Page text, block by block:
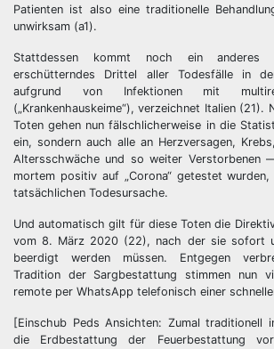
Patienten ist also eine traditionelle
unwirksam (a1).
Stattdessen kommt noch ein anderes
erschütterndes Drittel aller Todesfälle in
aufgrund von Infektionen mit
(„Krankenhauskeime“), verzeichnet Italien (21).
Toten gehen nun fälschlicherweise in die
ein, sondern auch alle an Herzversagen,
Altersschwäche und so weiter Verstorbenen
mortem positiv auf „Corona“ getestet
tatsächlichen Todesursache.
Und automatisch gilt für diese Toten die
vom 8. März 2020 (22), nach der sie sofort
beerdigt werden müssen. Entgegen
Tradition der Sargbestattung stimmen nun
remote per WhatsApp telefonisch einer
[Einschub Peds Ansichten: Zumal traditionell
die Erdbestattung der Feuerbestattung